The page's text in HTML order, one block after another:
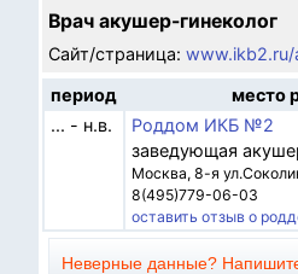
Врач акушер-гинеколог
Сайт/страница: www.ikb2.ru/
период
место
... - н.в.
Роддом ИКБ №2
заведующая
Москва, 8-я
8(495)779-06-03
оставить отзыв о
Неверные данные?